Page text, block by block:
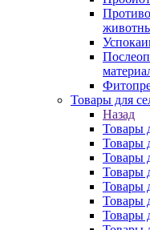
Товары для
Назад
Товары
Товары
Товары
Товары
Товары
Товары
Товары